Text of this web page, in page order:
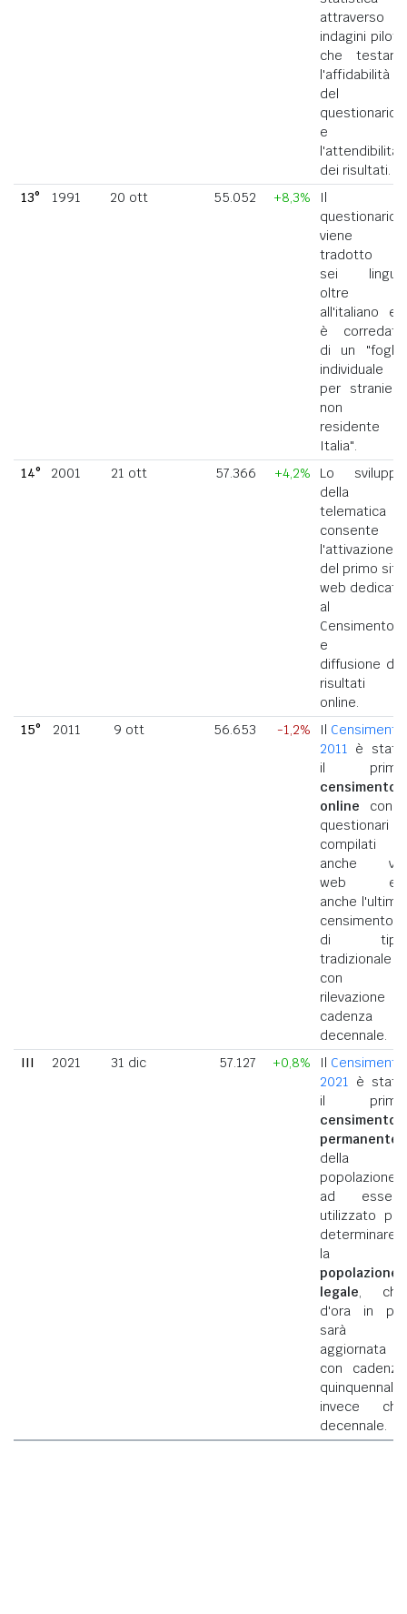
attraverso
indagini pilota
che testano
l'affidabilità
del
questionario
e
l'attendibilità
dei risultati.
13°
1991 20 ott 55.052 +8,3%
Il
questionario
viene
tradotto in
sei lingue
oltre
all'italiano ed
è corredato
di un "foglio
individuale
per straniero
non
residente in
Italia".
14°
2001 21 ott 57.366 +4,2%
Lo sviluppo
della
telematica
consente
l'attivazione
del primo sito
web dedicato
al
Censimento
e la
diffusione dei
risultati
online.
15°
2011 9 ott 56.653 -1,2% Il Censimento
2011 è stato
il primo
censimento
online con i
questionari
compilati
anche via
web ed
anche l'ultimo
censimento
di tipo
tradizionale
con
rilevazione a
cadenza
decennale.
III
2021 31 dic 57.127 +0,8% Il Censimento
2021 è stato
il primo
censimento
permanente
della
popolazione
ad essere
utilizzato per
determinare
la
popolazione
legale, che
d'ora in poi
sarà
aggiornata
con cadenza
quinquennale
invece che
decennale.